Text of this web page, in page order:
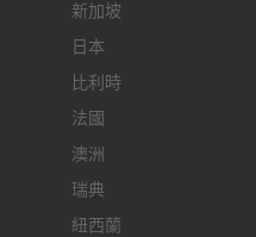
新加坡
日本
比利時
法國
澳洲
瑞典
紐西蘭